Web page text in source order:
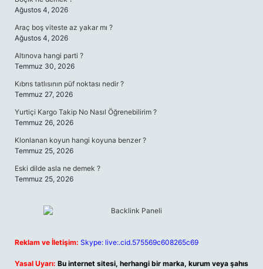
Ağustos 4, 2026
Araç boş viteste az yakar mı ?
Ağustos 4, 2026
Altınova hangi parti ?
Temmuz 30, 2026
Kıbrıs tatlısının püf noktası nedir ?
Temmuz 27, 2026
Yurtiçi Kargo Takip No Nasıl Öğrenebilirim ?
Temmuz 26, 2026
Klonlanan koyun hangi koyuna benzer ?
Temmuz 25, 2026
Eski dilde asla ne demek ?
Temmuz 25, 2026
Reklam ve İletişim: Skype: live:.cid.575569c608265c69
Yasal Uyarı: Bu internet sitesi, herhangi bir marka, kurum veya şahıs